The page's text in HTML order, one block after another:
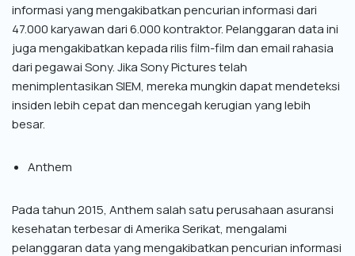
informasi yang mengakibatkan pencurian informasi dari
47.000 karyawan dari 6.000 kontraktor. Pelanggaran data ini
juga mengakibatkan kepada rilis film-film dan email rahasia
dari pegawai Sony. Jika Sony Pictures telah
menimplentasikan SIEM, mereka mungkin dapat mendeteksi
insiden lebih cepat dan mencegah kerugian yang lebih
besar.
Anthem
Pada tahun 2015, Anthem salah satu perusahaan asuransi
kesehatan terbesar di Amerika Serikat, mengalami
pelanggaran data yang mengakibatkan pencurian informasi